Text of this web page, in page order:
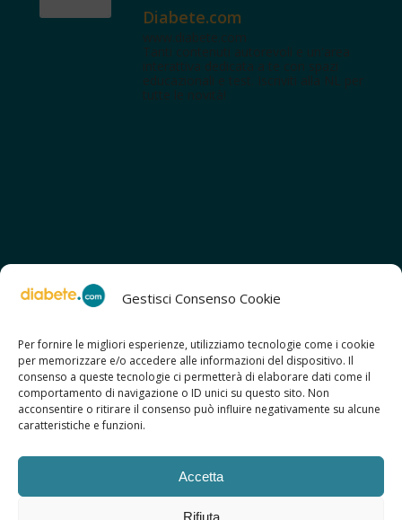
Gestisci Consenso Cookie
Per fornire le migliori esperienze, utilizziamo tecnologie come i cookie
per memorizzare e/o accedere alle informazioni del dispositivo. Il
consenso a queste tecnologie ci permetterà di elaborare dati come il
comportamento di navigazione o ID unici su questo sito. Non
acconsentire o ritirare il consenso può influire negativamente su alcune
caratteristiche e funzioni.
Accetta
Rifiuta
Diabete.com
www.diabete.com
Tanti contenuti autorevoli e un'area
interattiva dedicata a te con spazi
educazionali e test. Iscriviti alla NL per
tutte le novità!
SCOPRI ANCHE:
> ilmiodiabete.com
> casadiabete.it
> digitaldiabetes.srl
> obesitalia.com